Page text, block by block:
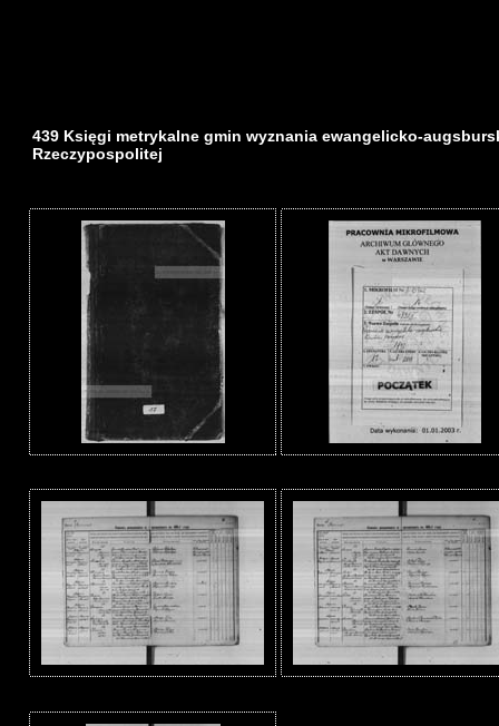
439 Księgi metrykalne gmin wyznania ewangelicko-
Rzeczypospolitej